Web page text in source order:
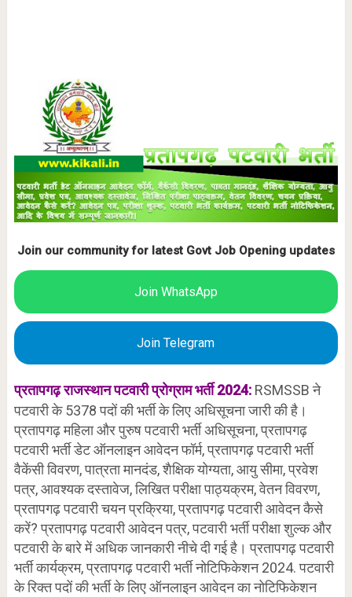
Join our community for latest Govt Job Opening updates
Join WhatsApp
Join Telegram
प्रतापगढ़ राजस्थानपटवारीप्रोग्रामभर्ती 2024: RSMSSB ने
पटवारी के 5378 पदों की भर्ती के लिए अधिसूचना जारी की है।
प्रतापगढ़ महिला और पुरुष पटवारी भर्ती अधिसूचना, प्रतापगढ़
पटवारी भर्ती डेट ऑनलाइन आवेदन फॉर्म, प्रतापगढ़ पटवारी भर्ती
वैकेंसी विवरण, पात्रता मानदंड, शैक्षिक योग्यता, आयु सीमा, प्रवेश
पत्र, आवश्यक दस्तावेज, लिखित परीक्षा पाठ्यक्रम, वेतन विवरण,
प्रतापगढ़ पटवारी चयन प्रक्रिया, प्रतापगढ़ पटवारी आवेदन कैसे
करें? प्रतापगढ़ पटवारी आवेदन पत्र, पटवारी भर्ती परीक्षा शुल्क और
पटवारी के बारे में अधिक जानकारी नीचे दी गई है। प्रतापगढ़ पटवारी
भर्ती कार्यक्रम, प्रतापगढ़ पटवारी भर्ती नोटिफिकेशन 2024. पटवारी
के रिक्त पदों की भर्ती के लिए ऑनलाइन आवेदन का नोटिफिकेशन